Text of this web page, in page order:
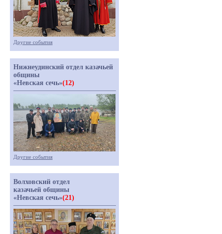
Другие события
Нижнеудинский отдел казачьей
общины
«Невская сечь»(12)
Другие события
Волховский отдел
казачьей общины
«Невская сечь»(21)